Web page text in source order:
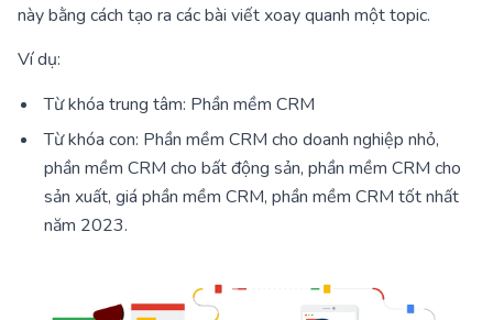
này bằng cách tạo ra các bài viết xoay quanh một topic.
Ví dụ:
Từ khóa trung tâm: Phần mềm CRM
Từ khóa con: Phần mềm CRM cho doanh nghiệp nhỏ,
phần mềm CRM cho bất động sản, phần mềm CRM cho
sản xuất, giá phần mềm CRM, phần mềm CRM tốt nhất
năm 2023.